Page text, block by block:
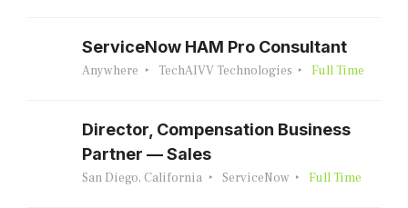
ServiceNow HAM Pro Consultant
Anywhere TechAIVV Technologies Full Time
Director, Compensation Business
Partner — Sales
San Diego, California ServiceNow Full Time